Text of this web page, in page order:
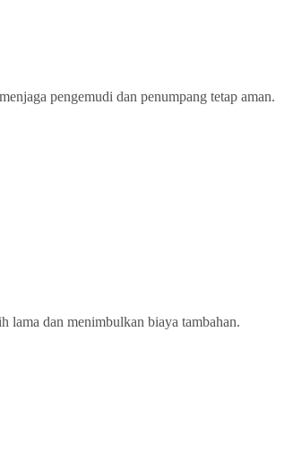
pengemudi dan penumpang tetap aman.
lama dan menimbulkan biaya tambahan.